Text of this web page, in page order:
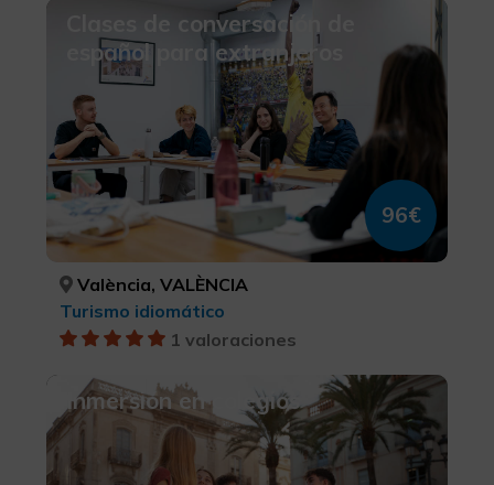
Clases de conversación de
español para extranjeros
96€
València, VALÈNCIA
Turismo idiomático
1 valoraciones
Inmersión en colegios